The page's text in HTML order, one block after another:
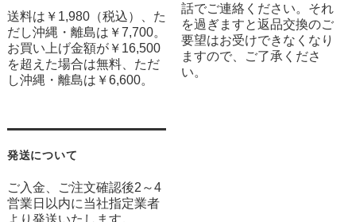
送料は￥1,980（税込）、た
だし沖縄・離島は￥7,700。
お買い上げ金額が￥16,500
を超えた場合は無料、ただ
し沖縄・離島は￥6,600。
発送について
ご入金、ご注文確認後2～4
営業日以内に当社指定業者
より発送いたします。
話でご連絡ください。それ
を過ぎますと返品交換のご
要望はお受けできなくなり
ますので、ご了承くださ
い。